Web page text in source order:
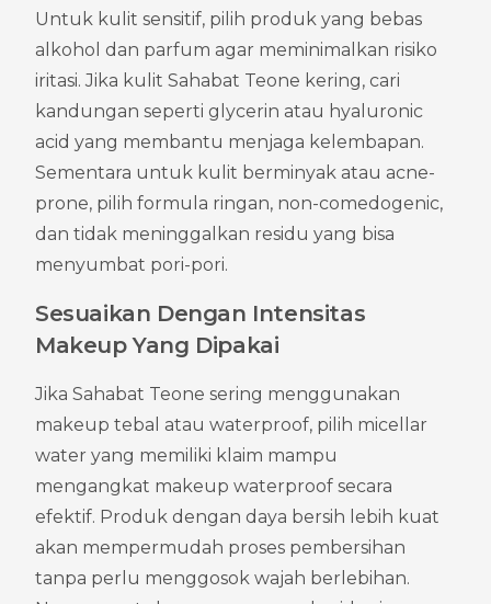
Untuk kulit sensitif, pilih produk yang bebas
alkohol dan parfum agar meminimalkan risiko
iritasi. Jika kulit Sahabat Teone kering, cari
kandungan seperti glycerin atau hyaluronic
acid yang membantu menjaga kelembapan.
Sementara untuk kulit berminyak atau acne-
prone, pilih formula ringan, non-comedogenic,
dan tidak meninggalkan residu yang bisa
menyumbat pori-pori.
Sesuaikan Dengan Intensitas
Makeup Yang Dipakai
Jika Sahabat Teone sering menggunakan
makeup tebal atau waterproof, pilih micellar
water yang memiliki klaim mampu
mengangkat makeup waterproof secara
efektif. Produk dengan daya bersih lebih kuat
akan mempermudah proses pembersihan
tanpa perlu menggosok wajah berlebihan.